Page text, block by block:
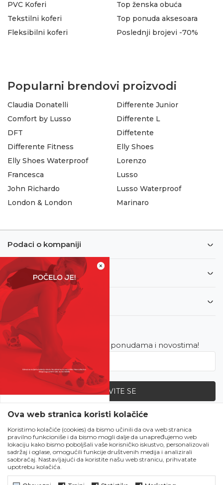
×
SVE UPOLA CIJENE!
Čekanju je kraj!
Počela je omiljena
ljetna akcija u Obući
Metro!
SVE IZ LJETNE
PVC Koferi
Tekstilni koferi
Fleksibilni koferi
Top ženska obuća
Top ponuda aksesoara
Poslednji brojevi -70%
Popularni brendovi proizvodi
Claudia Donatelli
Comfort by Lusso
DFT
Differente Fitness
Differente Junior
Differente L
Diffetente
Elly Shoes
Elly Shoes Waterproof
Francesca
John Richardo
London & London
Lorenzo
Lusso
Lusso Waterproof
Marinaro
Podaci o kompaniji
Informacije
Korisnički servis
Newsletter
Budite u toku sa najnovijim ponudama i novostima!
PRIJAVITE SE
Zapratite nas
Ova web stranica koristi kolačiće
Koristimo kolačiće (cookies) da bismo učinili da ova web stranica
pravilno funkcioniše i da bismo mogli dalje da unapređujemo web
lokaciju kako bismo poboljšali vaše korisničko iskustvo, personalizovali
sadržaj i oglase, omogućili funkcije društvenih medija i analizirali
saobraćaj. Nastavljajući da koristite našu web stranicu, prihvatate
upotrebu kolačića.